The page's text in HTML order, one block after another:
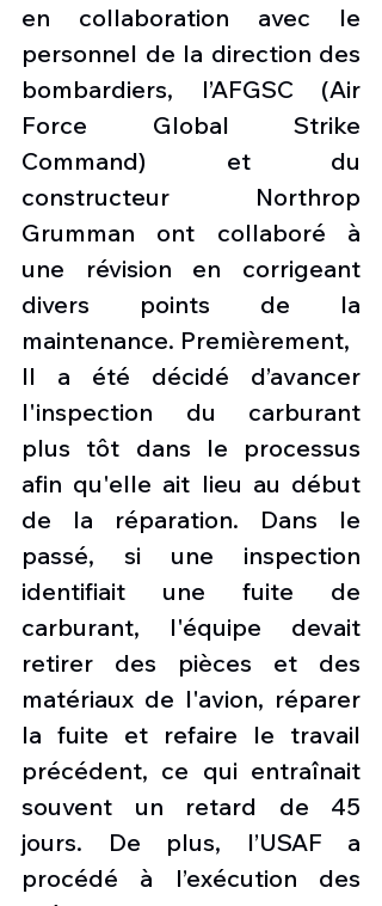
en collaboration avec le
personnel de la direction des
bombardiers, l’AFGSC (Air
Force Global Strike
Command) et du
constructeur Northrop
Grumman ont collaboré à
une révision en corrigeant
divers points de la
maintenance. Premièrement,
Il a été décidé d’avancer
l'inspection du carburant
plus tôt dans le processus
afin qu'elle ait lieu au début
de la réparation. Dans le
passé, si une inspection
identifiait une fuite de
carburant, l'équipe devait
retirer des pièces et des
matériaux de l'avion, réparer
la fuite et refaire le travail
précédent, ce qui entraînait
souvent un retard de 45
jours. De plus, l’USAF a
procédé à l’exécution des